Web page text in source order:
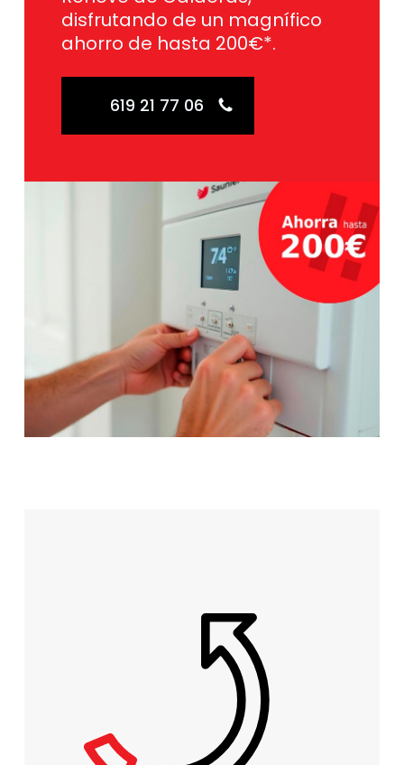
disfrutando de un magnífico
ahorro de hasta 200€*.
619 21 77 06